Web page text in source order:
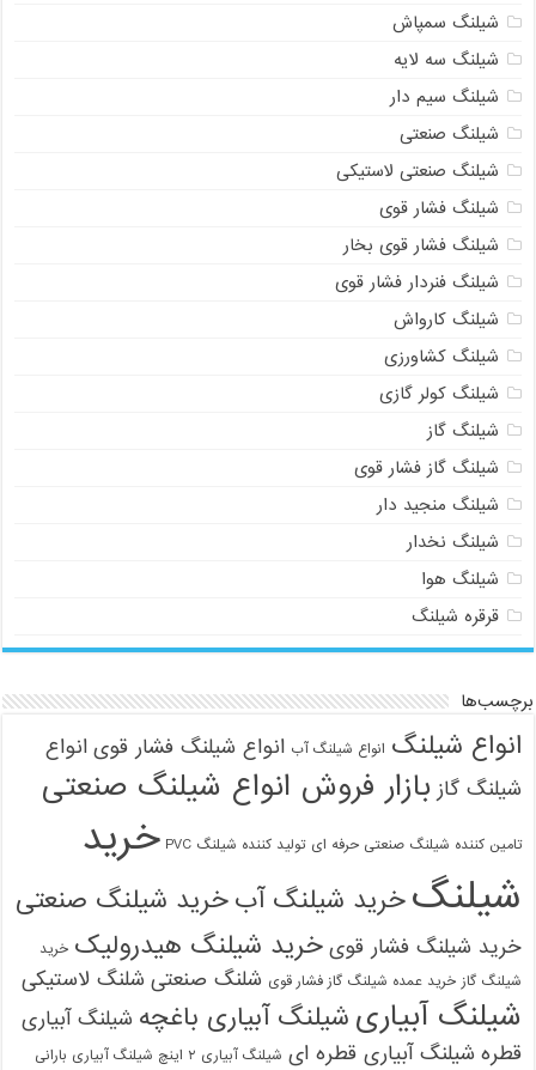
شیلنگ سمپاش
شیلنگ سه لایه
شیلنگ سیم دار
شیلنگ صنعتی
شیلنگ صنعتی لاستیکی
شیلنگ فشار قوی
شیلنگ فشار قوی بخار
شیلنگ فنردار فشار قوی
شیلنگ کارواش
شیلنگ کشاورزی
شیلنگ کولر گازی
شیلنگ گاز
شیلنگ گاز فشار قوی
شیلنگ منجید دار
شیلنگ نخدار
شیلنگ هوا
قرقره شیلنگ
برچسب‌ها
انواع شیلنگ انواع شیلنگ آب انواع شیلنگ فشار قوی انواع
شیلنگ گاز بازار فروش انواع شیلنگ صنعتی
تامین کننده شیلنگ صنعتی حرفه ای تولید کننده شیلنگ PVC
خرید
شیلنگخرید شیلنگ آبخرید شیلنگ صنعتی
خرید شیلنگ فشار قوی خرید شیلنگ هیدرولیک خرید
شیلنگ گاز خرید عمده شیلنگ گاز فشار قوی شلنگ صنعتی شلنگ لاستیکی
شیلنگ آبیاری شیلنگ آبیاری باغچه شیلنگ آبیاری
قطره شیلنگ آبیاری قطره ای شیلنگ آبیاری ۲ اینچ شیلنگ آبیاری بارانی